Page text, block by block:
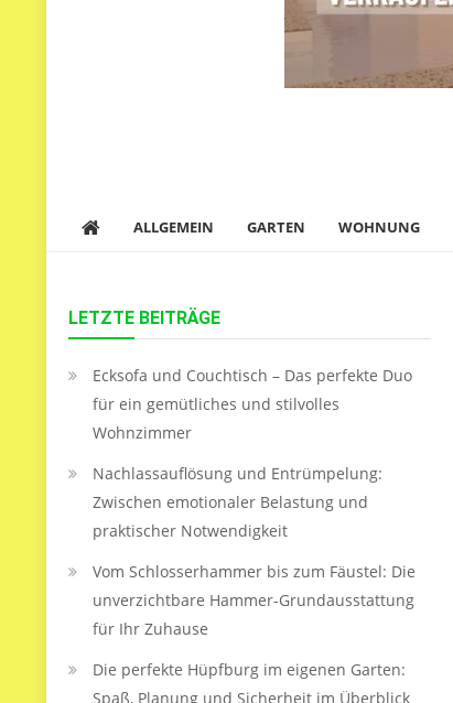
ALLGEMEIN GARTEN WOHNUNG
LETZTE BEITRÄGE
Ecksofa und Couchtisch – Das perfekte Duo
für ein gemütliches und stilvolles
Wohnzimmer
Nachlassauflösung und Entrümpelung:
Zwischen emotionaler Belastung und
praktischer Notwendigkeit
Vom Schlosserhammer bis zum Fäustel: Die
unverzichtbare Hammer-Grundausstattung
für Ihr Zuhause
Die perfekte Hüpfburg im eigenen Garten:
Spaß, Planung und Sicherheit im Überblick